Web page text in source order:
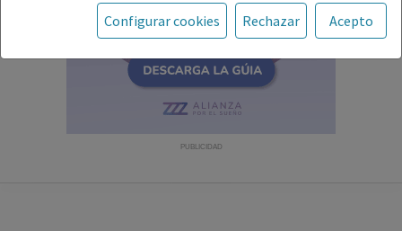
referida a productos del mercado español y, por
tanto, dirigida a profesionales sanitarios legalmente
facultados para prescribir o dispensar medicamentos
con ejercicio profesional. La información técnica de los
fármacos se facilita a título meramente informativo,
Configurar cookies Rechazar Acepto
PUBLICIDAD